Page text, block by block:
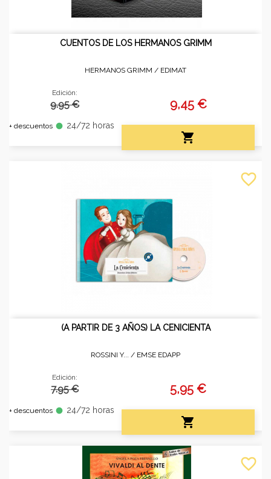
CUENTOS DE LOS HERMANOS GRIMM
HERMANOS GRIMM / EDIMAT
Edición:
9.95 €
+ descuentos fiber_manual_record 24/72 horas
9,45 €

(A PARTIR DE 3 AÑOS) LA CENICIENTA
ROSSINI Y... / EMSE EDAPP
Edición:
7.95 €
+ descuentos fiber_manual_record 24/72 horas
5,95 €

favorite_border
favorite_border